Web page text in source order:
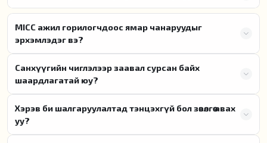
MICC ажил горилогчдоос ямар чанаруудыг
эрхэмлэдэг вэ?
Санхүүгийн чиглэлээр заавал сурсан байх
шаардлагатай юу?
Хэрэв би шалгаруулалтад тэнцэхгүй бол зөвөлгөө авах
уу?